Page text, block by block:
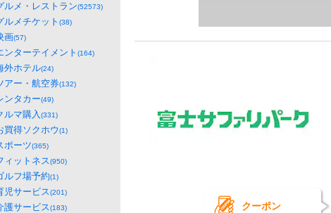
クーポン
ルメ・レストラン(52573)
ルメチケット (38)
画(57)
ンターテイメント (164)
外ホテル(24)
アー・航空券(132)
ンタカー(49)
ルマ購入(331)
買得ソクホウ(1)
ポーツ(365)
ィットネス(950)
ルフ場予約(1)
児サービス(201)
護サービス(183)